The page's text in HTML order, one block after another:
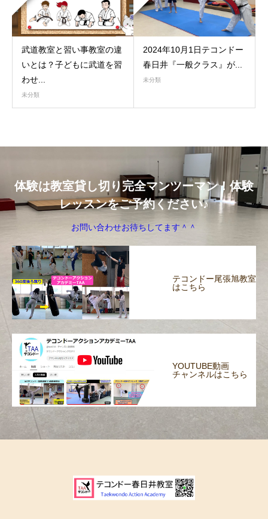
武道教室と習い事教室の違
いとは？子どもに武道を習
わせ...
未分類
2024年10月1日テコンドー
春日井『一般クラス』が...
未分類
体験は教室貸し切り完全マンツーマン！体験
レッスンをご予約ください♪
お問い合わせお待ちしてます＾＾
テコンドー尾張旭教室
はこちら
YOUTUBE動画
チャンネルはこちら